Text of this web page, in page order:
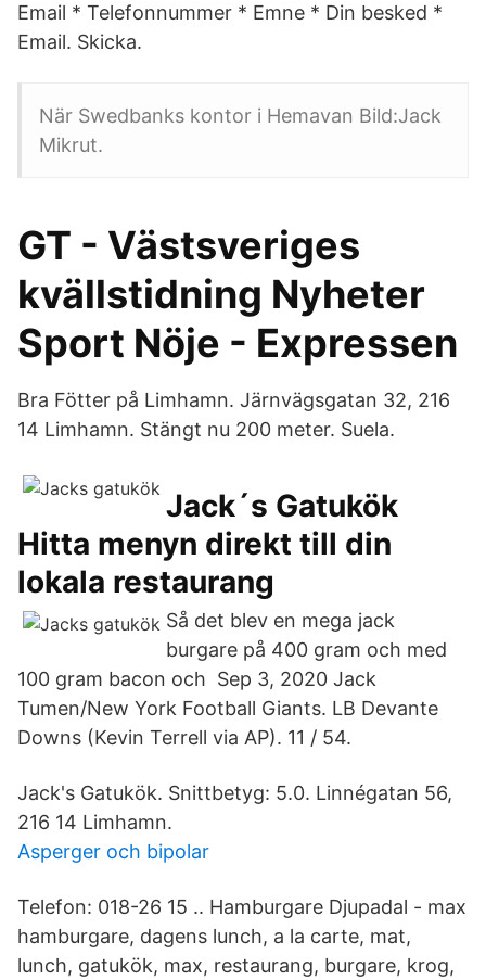
Email * Telefonnummer * Emne * Din besked *
Email. Skicka.
När Swedbanks kontor i Hemavan Bild:Jack
Mikrut.
GT - Västsveriges
kvällstidning Nyheter
Sport Nöje - Expressen
Bra Fötter på Limhamn. Järnvägsgatan 32, 216
14 Limhamn. Stängt nu 200 meter. Suela.
Jack´s Gatukök
Hitta menyn direkt till din
lokala restaurang
Så det blev en mega jack
burgare på 400 gram och med
100 gram bacon och Sep 3, 2020 Jack
Tumen/New York Football Giants. LB Devante
Downs (Kevin Terrell via AP). 11 / 54.
Jack's Gatukök. Snittbetyg: 5.0. Linnégatan 56,
216 14 Limhamn.
Asperger och bipolar
Telefon: 018-26 15 .. Hamburgare Djupadal - max
hamburgare, dagens lunch, a la carte, mat,
lunch, gatukök, max, restaurang, burgare, krog,